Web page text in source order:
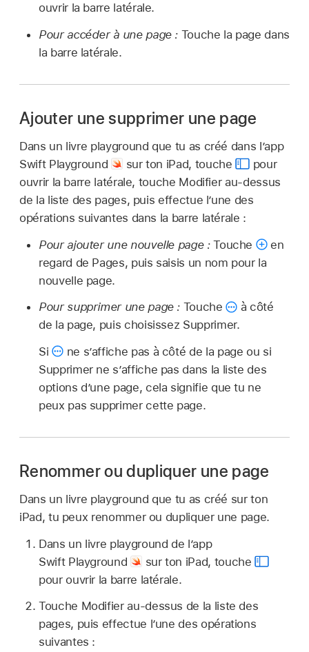
ouvrir la barre latérale.
Pour accéder à une page : Touche la page dans
la barre latérale.
Ajouter une supprimer une page
Dans un livre playground que tu as créé dans l’app
Swift Playground
sur ton iPad, touche
pour
ouvrir la barre latérale, touche Modifier au-dessus
de la liste des pages, puis effectue l’une des
opérations suivantes dans la barre latérale :
Pour ajouter une nouvelle page :Touche
en
regard de Pages, puis saisis un nom pour la
nouvelle page.
Pour supprimer une page : Touche
à côté
de la page, puis choisissez Supprimer.
Si
ne s’affiche pas à côté de la page ou si
Supprimer ne s’affiche pas dans la liste des
options d’une page, cela signifie que tu ne
peux pas supprimer cette page.
Renommer ou dupliquer une page
Dans un livre playground que tu as créé sur ton
iPad, tu peux renommer ou dupliquer une page.
Dans un livre playground de l’app
Swift Playground
sur ton iPad, touche
pour ouvrir la barre latérale.
Touche Modifier au-dessus de la liste des
pages, puis effectue l’une des opérations
suivantes :